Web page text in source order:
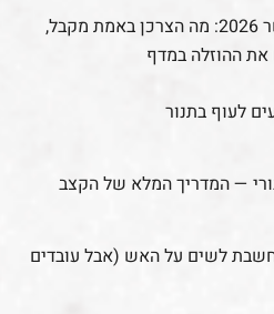
רפורמת הבשר 2026: מה הצרכן באמת מקבל,
ההוזלה במדף
לעוף בתנור
— המדריך המלא של הקצב
לשים על האש (אבל עובדים